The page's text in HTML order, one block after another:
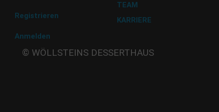
Registrieren
Anmelden
TEAM
KARRIERE
© WÖLLSTEINS DESSERTHAUS